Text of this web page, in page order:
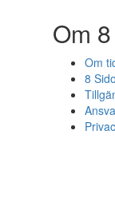
Om
Om
8